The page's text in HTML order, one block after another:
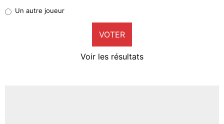
9%
Un autre joueur
VOTER
Voir les résultats